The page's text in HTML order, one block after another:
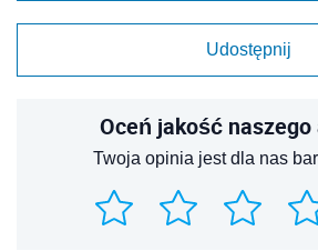
Udostępnij
Oceń jakość naszego
Twoja opinia jest dla nas